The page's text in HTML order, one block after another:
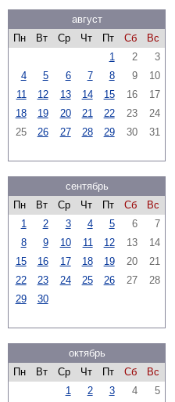
август
Пн
Вт Ср Чт Пт Сб
Вс
1
2
3
4
5 6 7 8 9
10
11
12 13 14 15 16
17
18
19 20 21 22 23
24
25
26 27 28 29 30 31
сентябрь
Пн
Вт Ср Чт Пт Сб
Вс
1
2 3 4 5 6
7
8
9 10 11 12 13
14
15
16 17 18 19 20
21
22
23 24 25 26 27
28
29
30
октябрь
Пн
Вт Ср Чт Пт Сб
Вс
1
2 3 4
5